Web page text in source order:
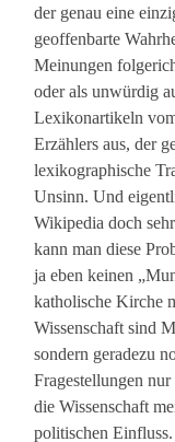
der genau eine
geoffenbarte
Meinungen
oder als unwürdig
Lexikonartikeln
Erzählers aus, der
lexikographische
Unsinn. Und
Wikipedia doch
kann man diese
ja eben keinen
katholische Kirche
Wissenschaft sind
sondern geradezu
Fragestellungen
die Wissenschaft
politischen